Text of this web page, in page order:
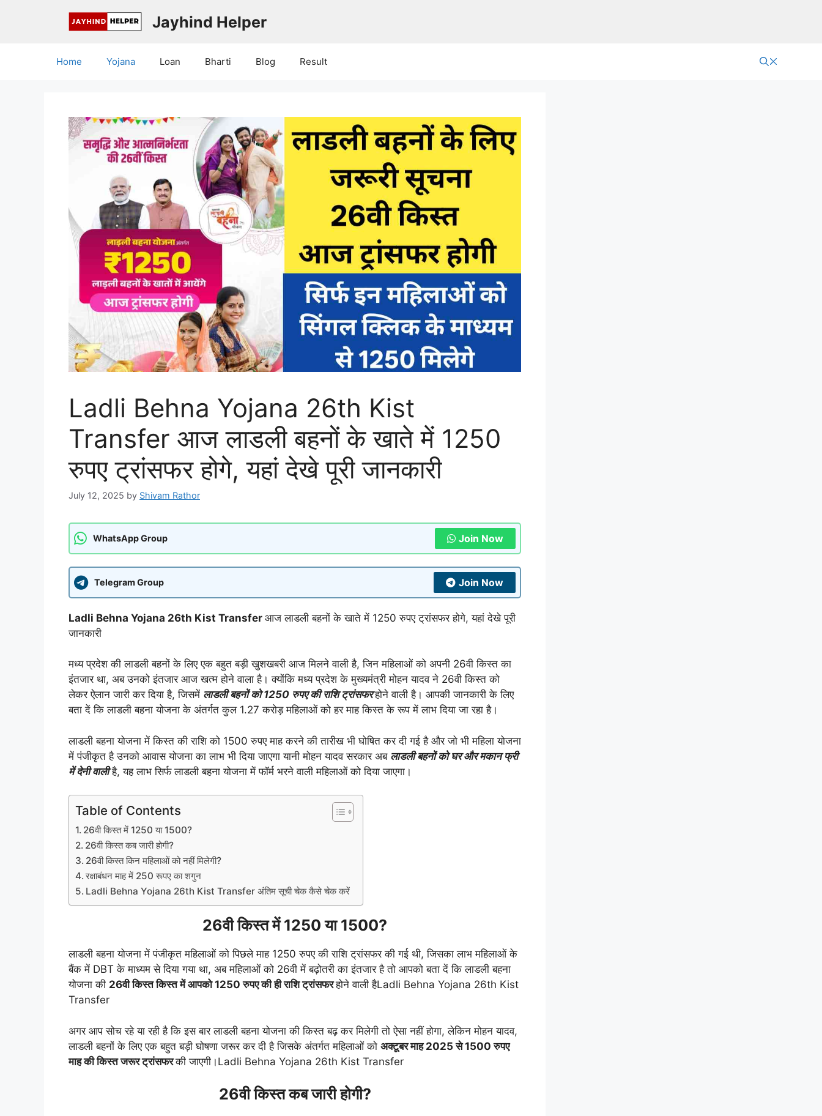
Jayhind Helper
Home Yojana Loan Bharti Blog Result
Ladli Behna Yojana 26th Kist
Transfer आज लाडली बहनों के खाते में 1250
रुपए ट्रांसफर होगे, यहां देखे पूरी जानकारी
July 12, 2025 by Shivam Rathor
WhatsApp Group Join Now
Telegram Group Join Now
Ladli Behna Yojana 26th Kist Transfer आज लाडली बहनों के खाते में 1250 रुपए ट्रांसफर होगे, यहां देखे पूरी
जानकारी
मध्य प्रदेश की लाडली बहनों के लिए एक बहुत बड़ी खुशखबरी आज मिलने वाली है, जिन महिलाओं को अपनी 26वी किस्त का
इंतजार था, अब उनको इंतजार आज खत्म होने वाला है। क्योंकि मध्य प्रदेश के मुख्यमंत्री मोहन यादव ने 26वी किस्त को
लेकर ऐलान जारी कर दिया है, जिसमें लाडली बहनों को 1250 रुपए की राशि ट्रांसफरहोने वाली है। आपकी जानकारी के लिए
बता दें कि लाडली बहना योजना के अंतर्गत कुल 1.27 करोड़ महिलाओं को हर माह किस्त के रूप में लाभ दिया जा रहा है।
लाडली बहना योजना में किस्त की राशि को 1500 रुपए माह करने की तारीख भी घोषित कर दी गई है और जो भी महिला योजना
में पंजीकृत है उनको आवास योजना का लाभ भी दिया जाएगा यानी मोहन यादव सरकार अब लाडली बहनों को घर और मकान फ्री
में देनी वालीहै, यह लाभ सिर्फ लाडली बहना योजना में फॉर्म भरने वाली महिलाओं को दिया जाएगा।
Table of Contents
26वी किस्त में 1250 या 1500?
26वी किस्त कब जारी होगी?
26वी किस्त किन महिलाओं को नहीं मिलेगी?
रक्षाबंधन माह में 250 रूपए का शगुन
Ladli Behna Yojana 26th Kist Transfer अंतिम सूची चेक कैसे चेक करें
26वी किस्त में 1250 या 1500?
लाडली बहना योजना में पंजीकृत महिलाओं को पिछले माह 1250 रुपए की राशि ट्रांसफर की गई थी, जिसका लाभ महिलाओं के
बैंक में DBT के माध्यम से दिया गया था, अब महिलाओं को 26वी में बढ़ोतरी का इंतजार है तो आपको बता दें कि लाडली बहना
योजना की 26वी किस्त किस्त में आपको 1250 रुपए की ही राशि ट्रांसफरहोने वाली हैLadli Behna Yojana 26th Kist
Transfer
अगर आप सोच रहे या रही है कि इस बार लाडली बहना योजना की किस्त बढ़ कर मिलेगी तो ऐसा नहीं होगा, लेकिन मोहन यादव,
लाडली बहनों के लिए एक बहुत बड़ी घोषणा जरूर कर दी है जिसके अंतर्गत महिलाओं को अक्टूबर माह 2025 से 1500 रुपए
माह की किस्त जरूर ट्रांसफरकी जाएगी।Ladli Behna Yojana 26th Kist Transfer
26वी किस्त कब जारी होगी?